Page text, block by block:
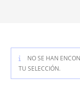
NO SE HAN
TU SELECCIÓN.